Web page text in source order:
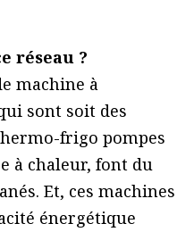
réseau ?
machine à
sont soit des
frigo pompes
à chaleur, font du
Et, ces machines
énergétique